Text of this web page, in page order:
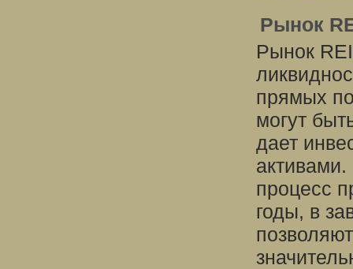
Рынок
Рынок
прямых
могут
дает
процесс
годы, в